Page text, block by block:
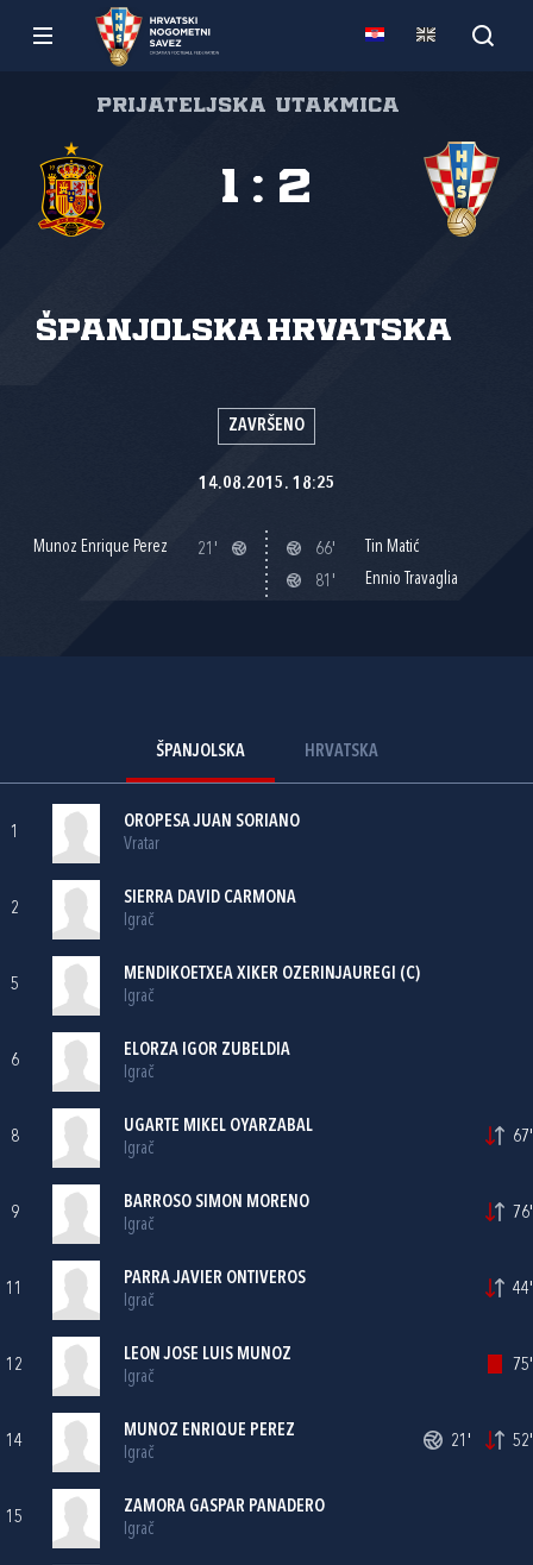
Prijateljska utakmica
Španjolska Hrvatska
1 : 2
ZAVRŠENO
14.08.2015. 18:25
Munoz Enrique Perez 21' 66'
Tin Matić
81'
Ennio Travaglia
ŠPANJOLSKA HRVATSKA
1
OROPESA JUAN SORIANO
Vratar
2
SIERRA DAVID CARMONA
Igrač
5
MENDIKOETXEA XIKER OZERINJAUREGI (C)
Igrač
6
ELORZA IGOR ZUBELDIA
Igrač
8
UGARTE MIKEL OYARZABAL
Igrač
67'
9
BARROSO SIMON MORENO
Igrač
76'
11
PARRA JAVIER ONTIVEROS
Igrač
44'
12
LEON JOSE LUIS MUNOZ
Igrač
75'
14
MUNOZ ENRIQUE PEREZ
Igrač
21' 52'
15
ZAMORA GASPAR PANADERO
Igrač